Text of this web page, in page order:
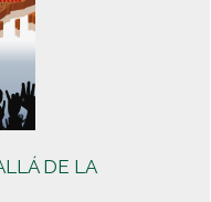
DE LA